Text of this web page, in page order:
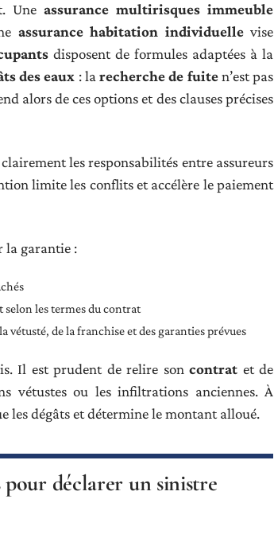
Une assurance multirisques immeuble
assurance habitation individuellevise
disposent de formules adaptées à la
des eaux : la recherche de fuiten’est pas
alors de ces options et des clauses précises
les responsabilités entre assureurs
limite les conflits et accélère le paiement
la garantie :
selon les termes du contrat
vétusté, de la franchise et des garanties prévues
Il est prudent de relire son contrat et de
vétustes ou les infiltrations anciennes. À
les dégâts et détermine le montant alloué.
pour déclarer un sinistre